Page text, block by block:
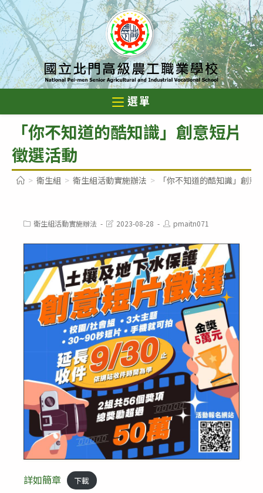
跳
轉
主
要
內
選單
「你不知道的酷知識」創意短片
徵選活動
> 衛生組 > 衛生組活動實施辦法 > 「你不知道的酷知識」創意
Post衛生組活動實施辦法
Post2023-08-28
Post
author:
pmaitn071
詳如簡章 下載